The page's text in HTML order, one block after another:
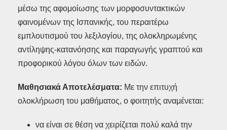
μέσω της αφομοίωσης των μορφοσυντακτικών
φαινομένων της Ισπανικής, του περαιτέρω
εμπλουτισμού του λεξιλογίου, της ολοκληρωμένης
αντίληψης-κατανόησης και παραγωγής γραπτού και
προφορικού λόγου όλων των ειδών.
Μαθησιακά Αποτελέσματα: Με την επιτυχή
ολοκλήρωση του μαθήματος, ο φοιτητής αναμένεται:
να είναι σε θέση να χειρίζεται πολύ καλά την